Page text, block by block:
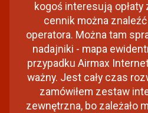
kogoś interesują
cennik można
operatora. Można tam
nadajniki - mapa
przypadku Airmax
ważny. Jest cały czas
zamówiłem zestaw
zewnętrzna, bo zależało